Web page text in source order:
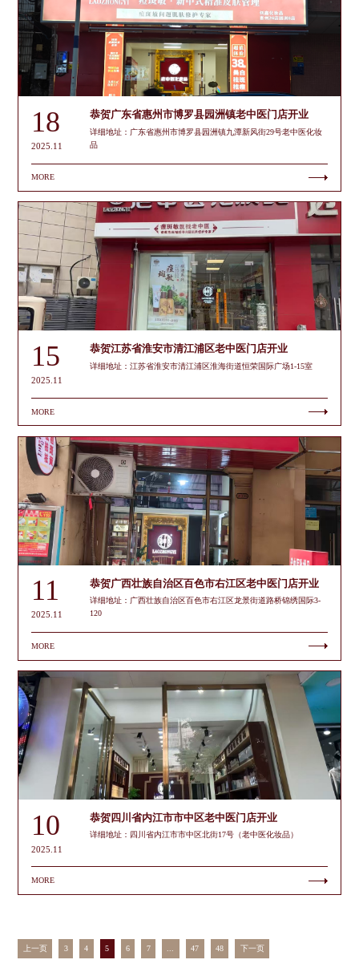
18
2025.11
恭贺广东省惠州市博罗县园洲镇老中医门店开业
详细地址：广东省惠州市博罗县园洲镇九潭新风街29号老中医化妆
品
MORE
15
2025.11
恭贺江苏省淮安市清江浦区老中医门店开业
详细地址：江苏省淮安市清江浦区淮海街道恒荣国际广场1-15室
MORE
11
2025.11
恭贺广西壮族自治区百色市右江区老中医门店开业
详细地址：广西壮族自治区百色市右江区龙景街道路桥锦绣国际3-
120
MORE
10
2025.11
恭贺四川省内江市市中区老中医门店开业
详细地址：四川省内江市市中区北街17号（老中医化妆品）
MORE
上一页 3 4 5 6 7 47 48 下一页